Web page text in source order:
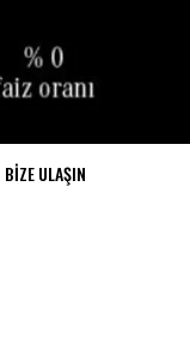
BIZE ULAŞIN